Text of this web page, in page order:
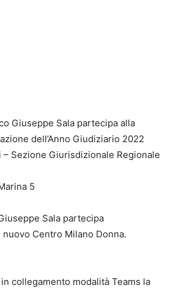
Giuseppe Sala partecipa alla
dell’Anno Giudiziario 2022
Sezione Giurisdizionale Regionale
5
Sala partecipa
nuovo Centro Milano Donna.
collegamento modalità Teams la